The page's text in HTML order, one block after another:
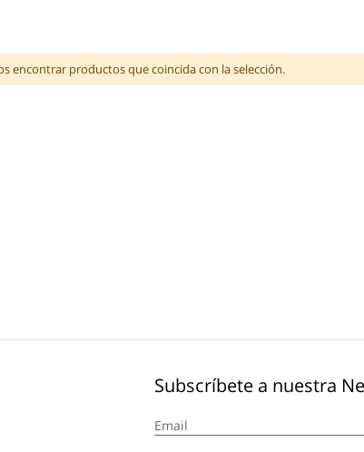
encontrar productos que coincida con la selección.
Subscríbete a nuestra
a